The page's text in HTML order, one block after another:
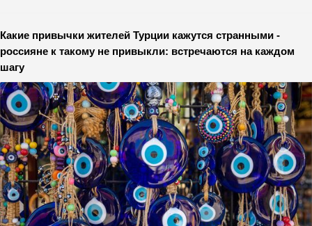
Какие привычки жителей Турции кажутся странными -
россияне к такому не привыкли: встречаются на каждом
шагу